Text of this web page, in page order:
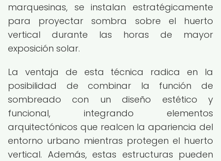
marquesinas, se instalan estratégicamente
para proyectar sombra sobre el huerto
vertical durante las horas de mayor
exposición solar.
La ventaja de esta técnica radica en la
posibilidad de combinar la función de
sombreado con un diseño estético y
funcional, integrando elementos
arquitectónicos que realcen la apariencia del
entorno urbano mientras protegen el huerto
vertical. Además, estas estructuras pueden